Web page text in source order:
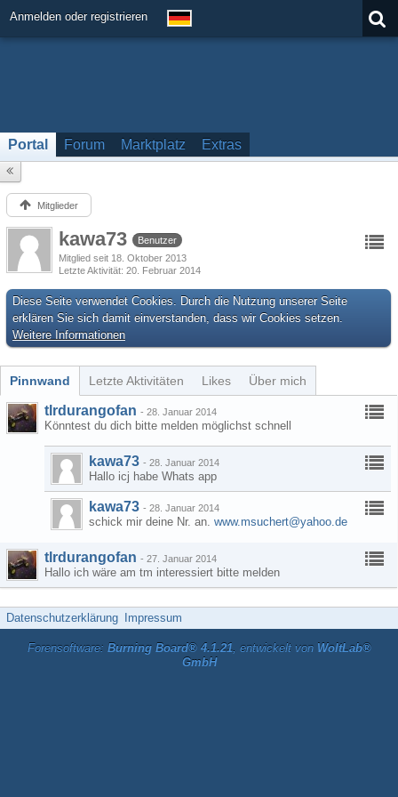
Anmelden oder registrieren
Portal Forum Marktplatz Extras
Mitglieder
kawa73
Benutzer
Mitglied seit 18. Oktober 2013
Letzte Aktivität 20. Februar 2014
Diese Seite verwendet Cookies. Durch die Nutzung unserer Seite
erklären Sie sich damit einverstanden, dass wir Cookies setzen.
Weitere Informationen
Pinnwand Letzte Aktivitäten Likes Über mich
tlrdurangofan - 28. Januar 2014
Könntest du dich bitte melden möglichst schnell
kawa73 - 28. Januar 2014
Hallo icj habe Whats app
kawa73 - 28. Januar 2014
schick mir deine Nr. an. www.msuchert@yahoo.de
tlrdurangofan - 27. Januar 2014
Hallo ich wäre am tm interessiert bitte melden
Datenschutzerklärung Impressum
Forensoftware: Burning Board® 4.1.21, entwickelt von WoltLab®
GmbH